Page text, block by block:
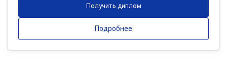
Получить диплом
Подробнее